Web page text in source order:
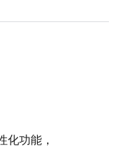
化功能，